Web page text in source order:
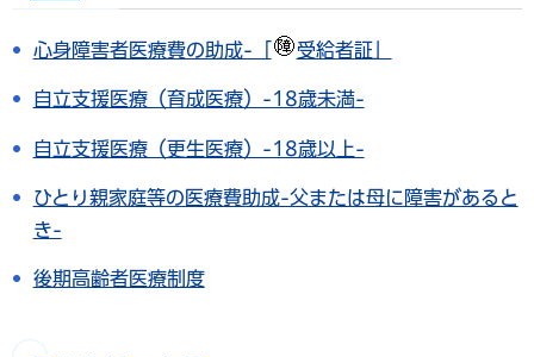
心身障害者医療費の助成-「 受給者証」
自立支援医療（育成医療）-18歳未満-
自立支援医療（更生医療）-18歳以上-
ひとり親家庭等の医療費助成-父または母に障害があると
き-
後期高齢者医療制度